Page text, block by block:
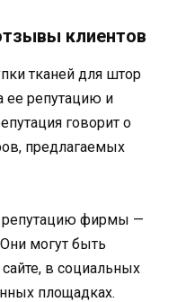
клиентов
тканей для штор
ее репутацию и
говорит о
предлагаемых
репутацию фирмы —
могут быть
в социальных
площадках.